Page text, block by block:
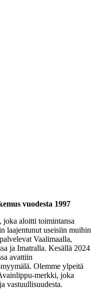
vuodesta 1997
joka aloitti toimintansa
laajentunut useisiin muihin
Vaalimaalla,
ja Imatralla. Kesällä 2024
avattiin
Olemme ylpeitä
merkki, joka
vastuullisuudesta.